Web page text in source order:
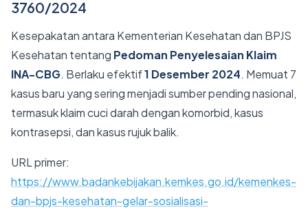
3760/2024
Kesepakatan antara Kementerian Kesehatan dan BPJS
Kesehatan tentang Pedoman Penyelesaian Klaim
INA-CBG. Berlaku efektif1 Desember 2024. Memuat 7
kasus baru yang sering menjadi sumber pending nasional,
termasuk klaim cuci darah dengan komorbid, kasus
kontrasepsi, dan kasus rujuk balik.
URL primer:
https://www.badankebijakan.kemkes.go.id/kemenkes-
dan-bpjs-kesehatan-gelar-sosialisasi-